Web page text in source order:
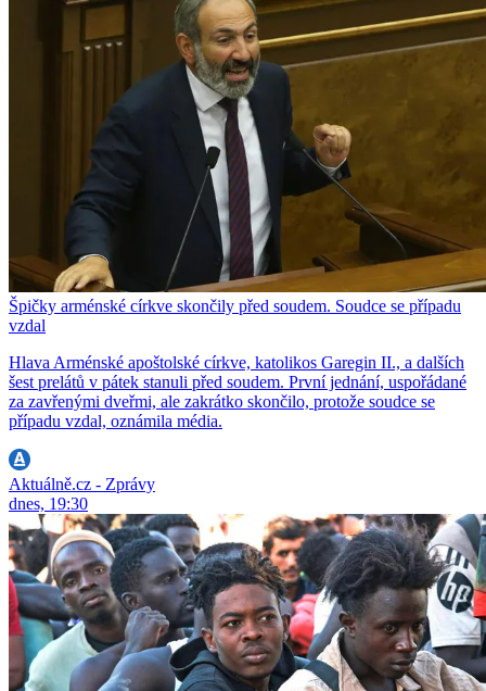
Špičky arménské církve skončily před soudem. Soudce se případu
vzdal
Hlava Arménské apoštolské církve, katolikos Garegin II., a dalších
šest prelátů v pátek stanuli před soudem. První jednání, uspořádané
za zavřenými dveřmi, ale zakrátko skončilo, protože soudce se
případu vzdal, oznámila média.
Aktuálně.cz - Zprávy
dnes, 19:30